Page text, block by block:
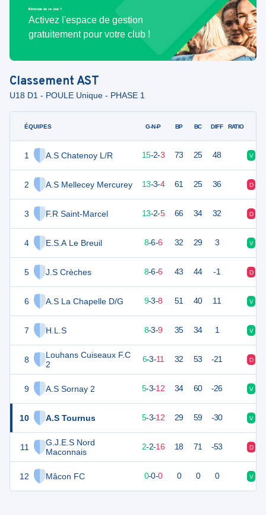
Bénévole de ce club ?
Activez l'espace de gestion
gratuitement pour votre club !
ClassementAST
U18 D1 - POULE Unique - PHASE 1
ÉQUIPES
1 A.S Chatenoy L/R
2 A.S Mellecey Mercurey
3 F.R Saint-Marcel
4 E.S.A Le Breuil
5 J.S Crèches
6 A.S La Chapelle D/G
7 H.L.S
8
Louhans Cuiseaux F.C
2
9 A.S Sornay 2
10 A.S Tournus
11
G.J.E.S Nord
Maconnais
12 Mâcon FC
G-N-P BP BC DIFF RATIO
47 15-2-3 73 25 48 V
42 20 13-3-4 61 25 36 D
41 13-2-5 66 34 32 D
8-6-6 32 29 3 V
8-6-6 43 44 -1 D
30 9-3-8 51 40 11 V
8-3-9 35 34 1 V
20 20 6-3-11 32 53 -21 D
5-3-12 34 60 -26 V
5-3-12 29 59 -30 V
2-2-16 18 71 -53 D
0-0-0 0 0 0 V